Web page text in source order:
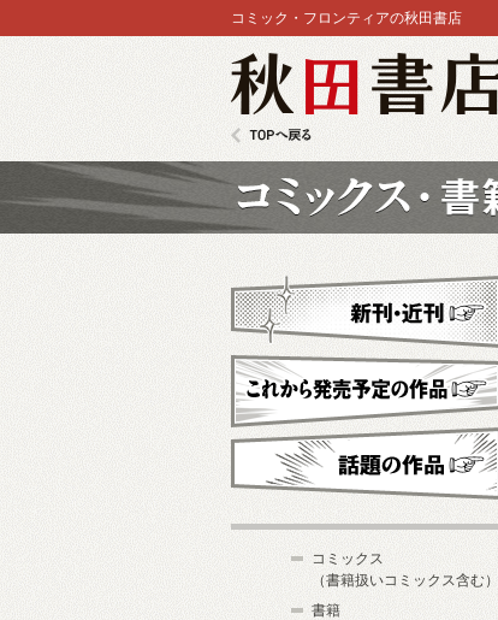
コミック・フロンティアの秋田書店
新刊・近刊
これから発売予定
コミックス
（書籍扱いコミックス含む）
書籍